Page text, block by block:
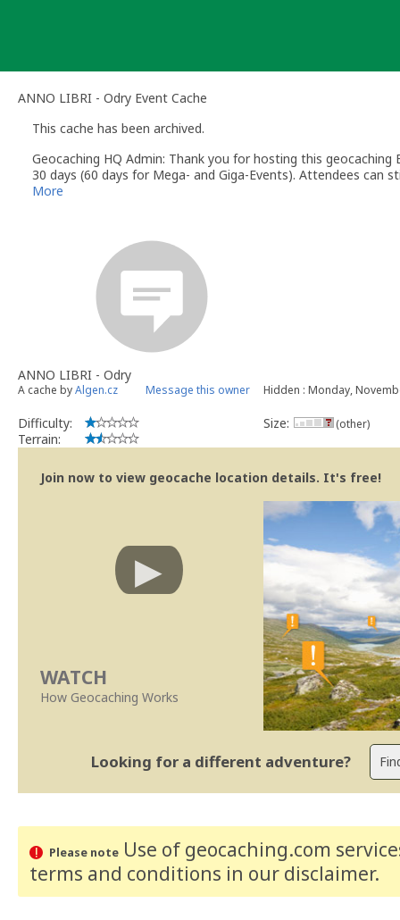
ANNO LIBRI - Odry Event Cache
This cache has been archived.
Geocaching HQ Admin: Thank you for hosting this
30 days (60 days for Mega- and Giga-Events). Attendees can
More
ANNO LIBRI - Odry
A cache byAlgen.cz Message this owner Hidden : Monday,
Difficulty:
Terrain:
Size: (other)
Join now to view geocache location details. It's free!
WATCH
How Geocaching Works
Looking for a different adventure?
Please noteUse of geocaching.com
terms and conditions in our disclaimer.